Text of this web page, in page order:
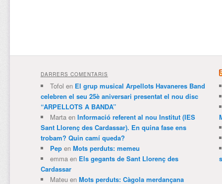
DARRERS COMENTARIS
Tofol en El grup musical Arpellots Havaneres Band
celebren el seu 25è aniversari presentat el nou disc
“ARPELLOTS A BANDA”
Martaen Informació referent al nou Institut (IES
Sant Llorenç des Cardassar). En quina fase ens
trobam? Quin camí queda?
Pepen Mots perduts: memeu
emmaen Els gegants de Sant Llorenç des
Cardassar
Mateuen Mots perduts: Càgola merdançana